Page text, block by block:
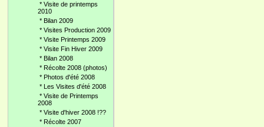
* Visite de printemps
2010
* Bilan 2009
* Visites Production 2009
* Visite Printemps 2009
* Visite Fin Hiver 2009
* Bilan 2008
* Récolte 2008 (photos)
* Photos d'été 2008
* Les Visites d'été 2008
* Visite de Printemps
2008
* Visite d'hiver 2008 !??
* Récolte 2007